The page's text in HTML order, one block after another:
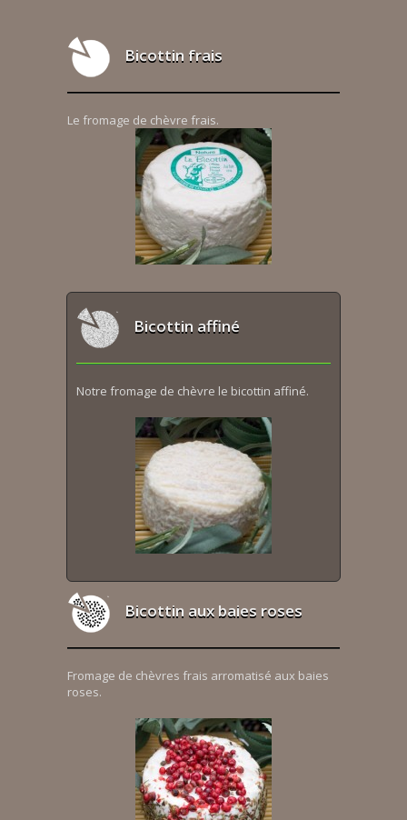
Bicottin frais
Le fromage de chèvre frais.
Bicottin affiné
Notre fromage de chèvre le bicottin affiné.
Bicottin aux baies roses
Fromage de chèvres frais arromatisé aux baies
roses.